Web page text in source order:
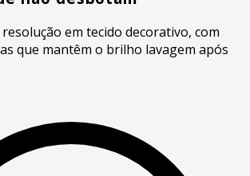
em tecido decorativo, com
que mantêm o brilho lavagem após